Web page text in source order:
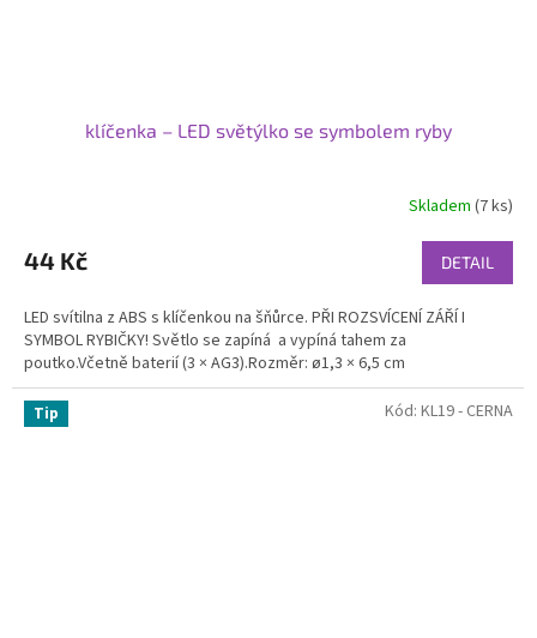
klíčenka – LED světýlko se symbolem ryby
produktu
je
z
5
hvězdiček.
Skladem(7 ks)
44 Kč DETAIL
LED svítilna z ABS s klíčenkou na šňůrce. PŘI ROZSVÍCENÍ ZÁŘÍ I
SYMBOL RYBIČKY! Světlo se zapíná a vypíná tahem za
poutko.Včetně baterií (3 × AG3).Rozměr: ø1,3 × 6,5 cm
Tip Kód: KL19 - CERNA